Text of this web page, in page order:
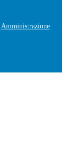
Amministrazione